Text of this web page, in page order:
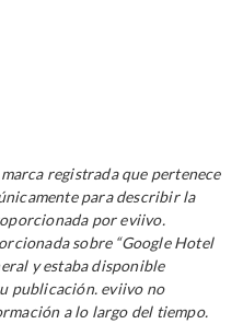
registrada que pertenece
para describir la
por eviivo.
sobre “Google Hotel
y estaba disponible
publicación. eviivo no
a lo largo del tiempo.